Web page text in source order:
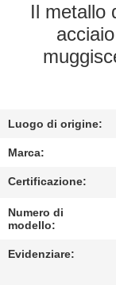
GIRO
DELLA
DI
QUALITÀ
Il metallo
Luogo di origine:
Marca:
Certificazione:
Numero di
modello:
Evidenziare: